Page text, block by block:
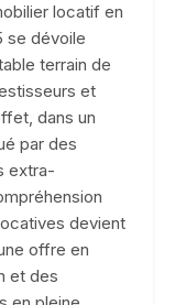
locatif en
se dévoile
terrain de
et
dans un
par des
extra-
devient
offre en
et des